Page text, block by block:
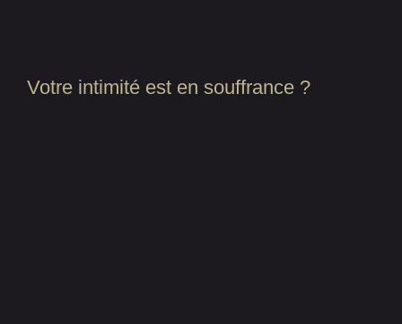
Votre intimité est en souffrance ?